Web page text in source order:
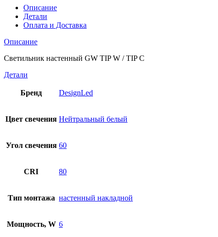
Описание
Детали
Оплата и Доставка
Описание
Светильник настенный GW TIP W / TIP C
Детали
Бренд DesignLed
Цвет свечения Нейтральный белый
Угол свечения 60
CRI 80
Тип монтажа настенный накладной
Мощность, W 6